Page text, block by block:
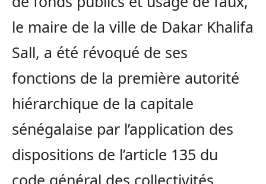
le maire de la ville de Dakar Khalifa
Sall, a été révoqué de ses
fonctions de la première autorité
hiérarchique de la capitale
sénégalaise par l’application des
dispositions de l’article 135 du
code général des collectivités